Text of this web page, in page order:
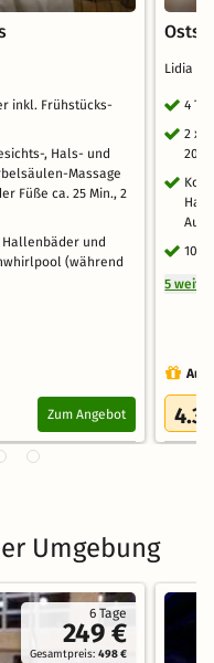
inkl. Frühstücks-
, Hals- und
Massage
Füße ca. 25 Min., 2
Hallenbäder und
(während
Zum Angebot
Lidia
4
2 x
20
10
5
4.3
Umgebung
6 Tage
249 €
Gesamtpreis:498 €